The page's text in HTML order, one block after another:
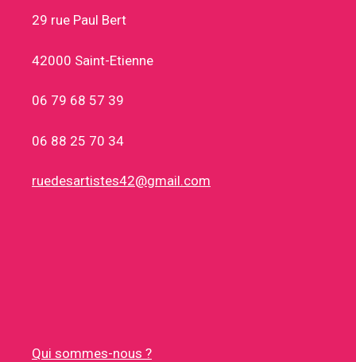
29 rue Paul Bert
42000 Saint-Etienne
06 79 68 57 39
06 88 25 70 34
ruedesartistes42@gmail.com
Qui sommes-nous ?